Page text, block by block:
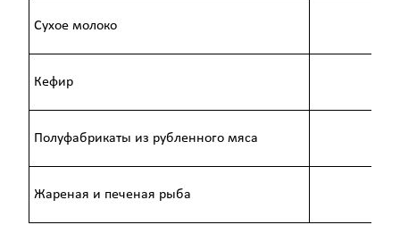
Сухое молоко
Кефир
Полуфабрикаты из рубленного мяса
Жареная и печеная рыба